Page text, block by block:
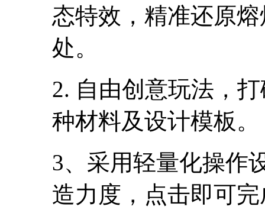
态特效，精准还原
处。
2. 自由创意玩法，
种材料及设计模板。
3、采用轻量化操作
造力度，点击即可